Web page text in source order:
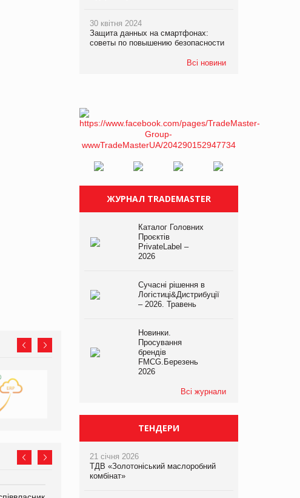
30 квітня 2024
Защита данных на смартфонах:
советы по повышению безопасности
Всі новини
ЖУРНАЛ TRADEMASTER
Каталог Головних
Проєктів
PrivateLabel –
2026
Сучасні рішення в
Логістиці&Дистрибуції
– 2026. Травень
Новинки.
Просування
брендів
FMCG.Березень
2026
Всі журнали
ТЕНДЕРИ
21 січня 2026
ТДВ «Золотоніський маслоробний
комбінат»